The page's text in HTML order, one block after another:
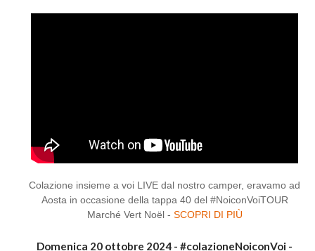
Colazione insieme a voi LIVE dal nostro camper, eravamo ad
Aosta in occasione della tappa 40 del #NoiconVoiTOUR
Marché Vert Noël - SCOPRI DI PIÙ
Domenica 20 ottobre 2024 - #colazioneNoiconVoi -